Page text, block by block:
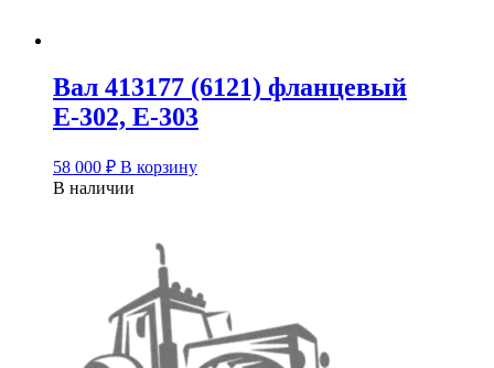
Вал 413177 (6121) фланцевый
Е-302, Е-303
58 000 ₽ В корзину
В наличии